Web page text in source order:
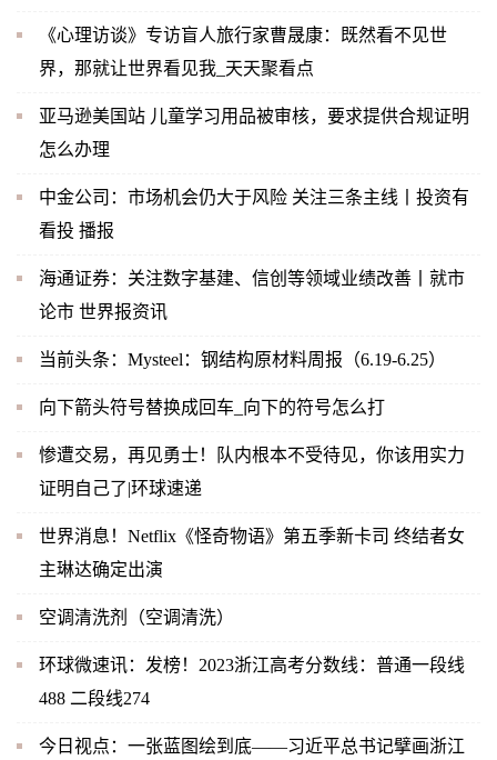
《心理访谈》专访盲人旅行家曹晟康：既然看不见世
界，那就让世界看见我_天天聚看点
亚马逊美国站 儿童学习用品被审核，要求提供合规证明
怎么办理
中金公司：市场机会仍大于风险 关注三条主线丨投资有
看投 播报
海通证券：关注数字基建、信创等领域业绩改善丨就市
论市 世界报资讯
当前头条：Mysteel：钢结构原材料周报（6.19-6.25）
向下箭头符号替换成回车_向下的符号怎么打
惨遭交易，再见勇士！队内根本不受待见，你该用实力
证明自己了|环球速递
世界消息！Netflix《怪奇物语》第五季新卡司 终结者女
主琳达确定出演
空调清洗剂（空调清洗）
环球微速讯：发榜！2023浙江高考分数线：普通一段线
488 二段线274
今日视点：一张蓝图绘到底——习近平总书记擘画浙江